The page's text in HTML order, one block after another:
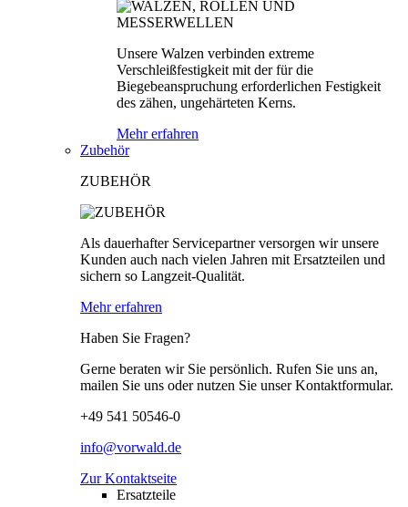
Unsere Walzen verbinden extreme
Verschleißfestigkeit mit der für die
Biegebeanspruchung erforderlichen Festigkeit
des zähen, ungehärteten Kerns.
Mehr erfahren
Zubehör
ZUBEHÖR
Als dauerhafter Servicepartner versorgen wir unsere
Kunden auch nach vielen Jahren mit Ersatzteilen und
sichern so Langzeit-Qualität.
Mehr erfahren
Haben Sie Fragen?
Gerne beraten wir Sie persönlich. Rufen Sie uns an,
mailen Sie uns oder nutzen Sie unser Kontaktformular.
+49 541 50546-0
info@vorwald.de
Zur Kontaktseite
Ersatzteile